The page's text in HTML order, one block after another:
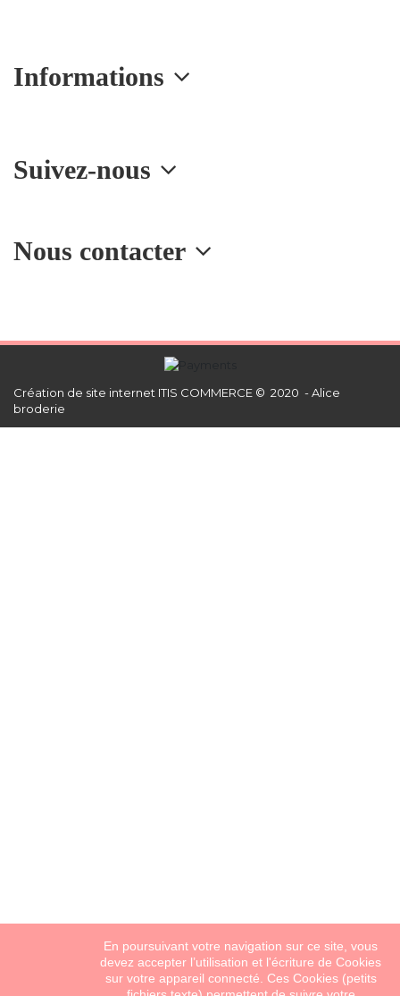
Nous contacter
Informations
En poursuivant votre navigation sur ce site, vous
devez accepter l’utilisation et l'écriture de Cookies
sur votre appareil connecté. Ces Cookies (petits
Suivez-nous
Création de site internet ITIS COMMERCE © 2020 - Alice
broderie